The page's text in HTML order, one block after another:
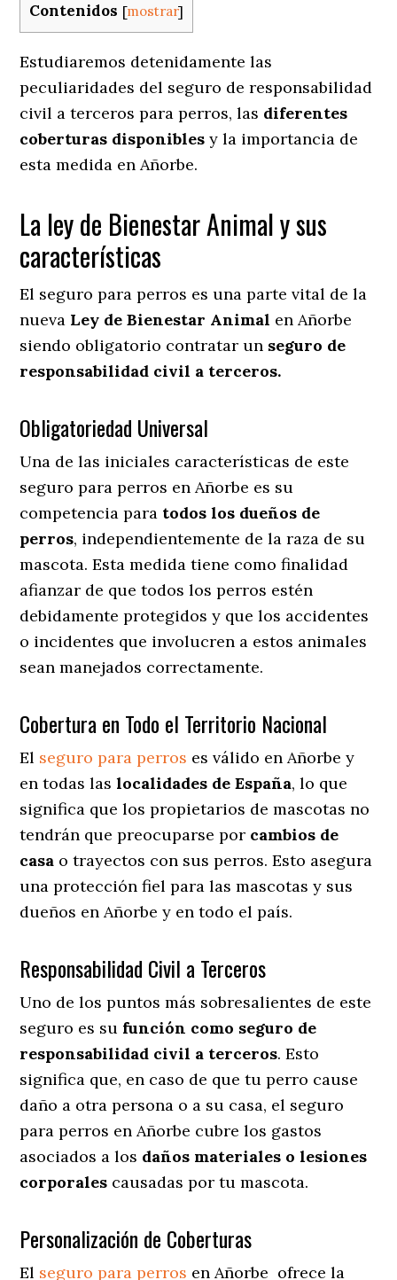
Contenidos [mostrar]
Estudiaremos detenidamente las
peculiaridades del seguro de responsabilidad
civil a terceros para perros, las diferentes
coberturas disponibles y la importancia de
esta medida en Añorbe.
La ley de Bienestar Animal y sus
características
El seguro para perros es una parte vital de la
nueva Ley de Bienestar Animal en Añorbe
siendo obligatorio contratar un seguro de
responsabilidad civil a terceros.
Obligatoriedad Universal
Una de las iniciales características de este
seguro para perros en Añorbe es su
competencia para todos los dueños de
perros, independientemente de la raza de su
mascota. Esta medida tiene como finalidad
afianzar de que todos los perros estén
debidamente protegidos y que los accidentes
o incidentes que involucren a estos animales
sean manejados correctamente.
Cobertura en Todo el Territorio Nacional
El seguro para perros es válido en Añorbe y
en todas laslocalidades de España, lo que
significa que los propietarios de mascotas no
tendrán que preocuparse por cambios de
casa o trayectos con sus perros. Esto asegura
una protección fiel para las mascotas y sus
dueños en Añorbe y en todo el país.
Responsabilidad Civil a Terceros
Uno de los puntos más sobresalientes de este
seguro es su función como seguro de
responsabilidad civil a terceros. Esto
significa que, en caso de que tu perro cause
daño a otra persona o a su casa, el seguro
para perros en Añorbe cubre los gastos
asociados a los daños materiales o lesiones
corporales causadas por tu mascota.
Personalización de Coberturas
El seguro para perros en Añorbe ofrece la